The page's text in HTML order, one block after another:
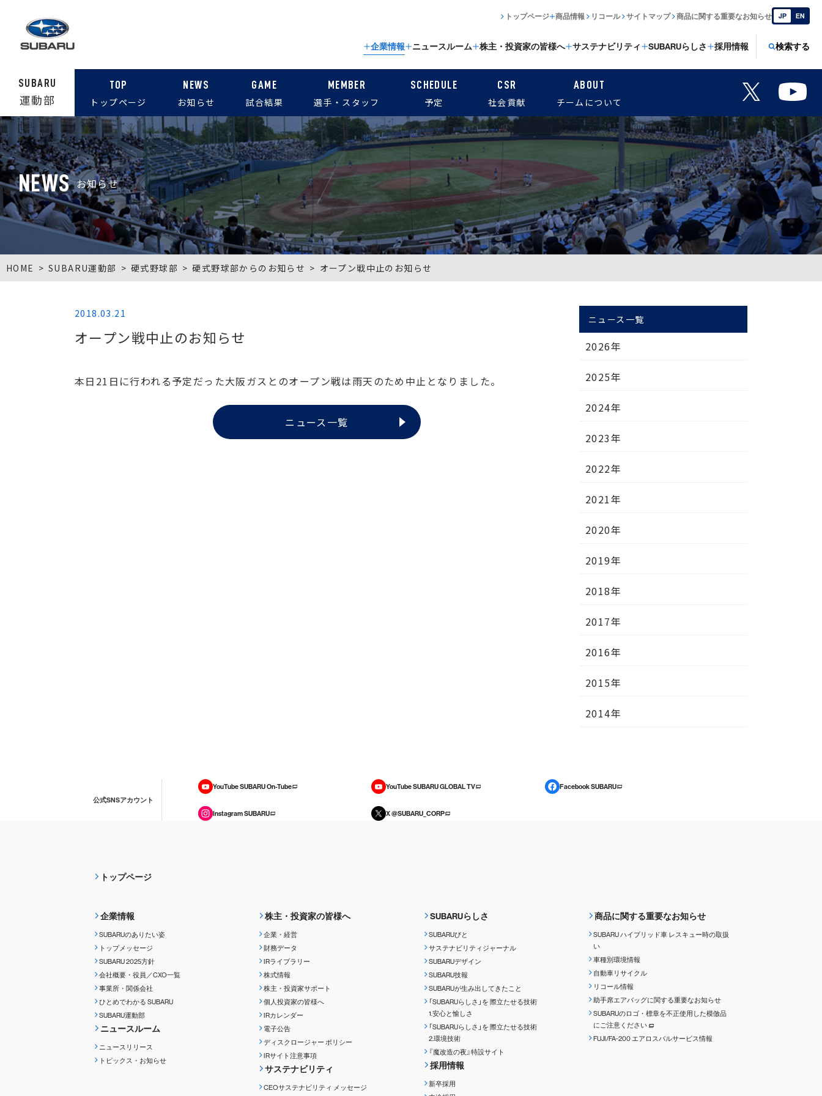
企業情報 ニュースルーム 株主・投資家の皆様へ サステナビリティ SUBARUらしさ 採用情報 検索する
トップページ 商品情報 リコール サイトマップ 商品に関する重要なお知らせ JP EN
SUBARU
運動部
TOP
トップページ
NEWS
お知らせ
GAME
試合結果
MEMBER
選手・スタッフ
SCHEDULE
予定
CSR
社会貢献
ABOUT
チームについて
NEWS お知らせ
HOME SUBARU運動部 硬式野球部 硬式野球部からのお知らせ オープン戦中止のお知らせ
2018.03.21
オープン戦中止のお知らせ
本日21日に行われる予定だった大阪ガスとのオープン戦は雨天のため中止となりました。
ニュース一覧
ニュース一覧
2026年
2025年
2024年
2023年
2022年
2021年
2020年
2019年
2018年
2017年
2016年
2015年
2014年
公式SNSアカウント
YouTube SUBARU On-Tube YouTube SUBARU GLOBAL TV Facebook SUBARU
Instagram SUBARU X @SUBARU_CORP
トップページ
企業情報
SUBARUのありたい姿
トップメッセージ
SUBARU 2025方針
会社概要・役員／CXO一覧
事業所・関係会社
ひとめでわかる SUBARU
SUBARU運動部
ニュースルーム
ニュースリリース
トピックス・お知らせ
株主・投資家の皆様へ
企業・経営
財務データ
IRライブラリー
株式情報
株主・投資家サポート
個人投資家の皆様へ
IRカレンダー
電子公告
ディスクロージャーポリシー
IRサイト注意事項
サステナビリティ
CEOサステナビリティ メッセージ
SUBARUらしさ
SUBARUびと
サステナビリティジャーナル
SUBARUデザイン
SUBARU技報
SUBARUが生み出してきたこと
「SUBARUらしさ」を 際立たせる技術
1.安心と愉しさ
「SUBARUらしさ」を 際立たせる技術
2.環境技術
『魔改造の夜』特設サイト
採用情報
新卒採用
商品に関する重要なお知らせ
SUBARU ハイブリッド車 レスキュー時の取扱
い
車種別環境情報
自動車リサイクル
リコール情報
助手席エアバッグに関する重要なお知らせ
SUBARUのロゴ・標章を不正使用した模倣品
にご注意ください
FUJI/FA-200 エアロスバルサービス情報